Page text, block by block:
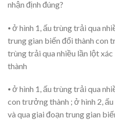
nhận định đúng?
⦁ ở hình 1, ấu trùng trải qua
trung gian biến đổi thành con
trùng trải qua nhiều lần lột
thành
⦁ ở hình 1, ấu trùng trải qua
con trưởng thành ; ở hình 2,
và qua giai đoạn trung gian